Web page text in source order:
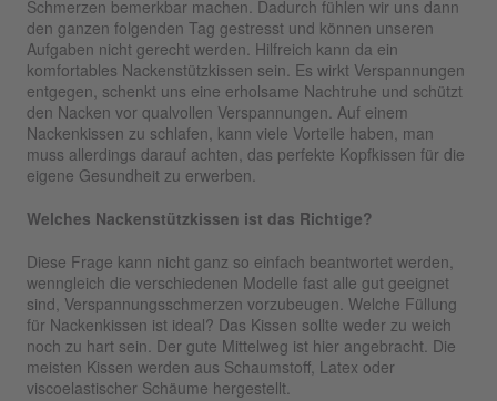
Schmerzen bemerkbar machen. Dadurch fühlen wir uns dann
den ganzen folgenden Tag gestresst und können unseren
Aufgaben nicht gerecht werden. Hilfreich kann da ein
komfortables Nackenstützkissen sein. Es wirkt Verspannungen
entgegen, schenkt uns eine erholsame Nachtruhe und schützt
den Nacken vor qualvollen Verspannungen. Auf einem
Nackenkissen zu schlafen, kann viele Vorteile haben, man
muss allerdings darauf achten, das perfekte Kopfkissen für die
eigene Gesundheit zu erwerben.
Welches Nackenstützkissen ist das Richtige?
Diese Frage kann nicht ganz so einfach beantwortet werden,
wenngleich die verschiedenen Modelle fast alle gut geeignet
sind, Verspannungsschmerzen vorzubeugen. Welche Füllung
für Nackenkissen ist ideal? Das Kissen sollte weder zu weich
noch zu hart sein. Der gute Mittelweg ist hier angebracht. Die
meisten Kissen werden aus Schaumstoff, Latex oder
viscoelastischer Schäume hergestellt.